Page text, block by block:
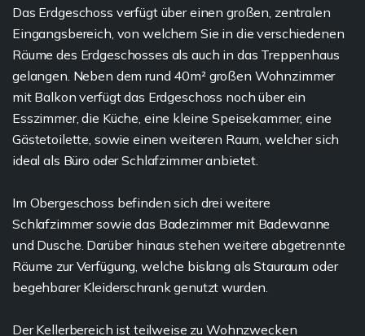
Das Erdgeschoss verfügt über einen großen, zentralen
Eingangsbereich, von welchem Sie in die verschiedenen
Räume des Erdgeschosses als auch in das Treppenhaus
gelangen. Neben dem rund 40m² großen Wohnzimmer
mit Balkon verfügt das Erdgeschoss noch über ein
Esszimmer, die Küche, eine kleine Speisekammer, eine
Gästetoilette, sowie einen weiteren Raum, welcher sich
ideal als Büro oder Schlafzimmer anbietet.
Im Obergeschoss befinden sich drei weitere
Schlafzimmer sowie das Badezimmer mit Badewanne
und Dusche. Darüber hinaus stehen weitere abgetrennte
Räume zur Verfügung, welche bislang als Stauraum oder
begehbarer Kleiderschrank genutzt wurden.
Der Kellerbereich ist teilweise zu Wohnzwecken